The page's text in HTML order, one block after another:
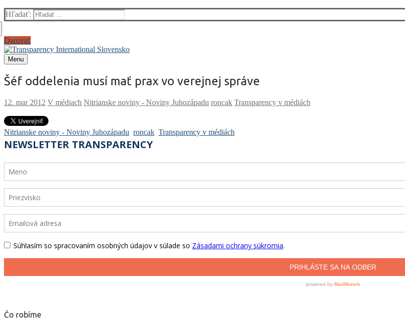
Hľadať:
Darovať
Menu
Šéf oddelenia musí mať prax vo verejnej správe
V médiach Nitrianske noviny - Noviny Juhozápadu roncak Transparency v médiách
Nitrianske noviny - Noviny Juhozápadu roncak Transparency v médiách
Čo robíme